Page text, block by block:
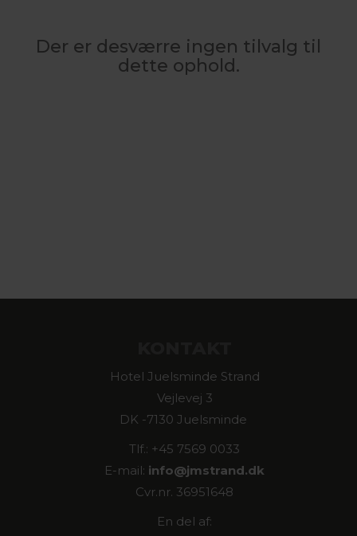
Der er desværre ingen tilvalg til
dette ophold.
Hotel Juelsminde Strand
Vejlevej 3
DK -7130 Juelsminde
Tlf.: +45 7569 0033
E-mail: info@jmstrand.dk
Cvr.nr. 36951648
En del af: